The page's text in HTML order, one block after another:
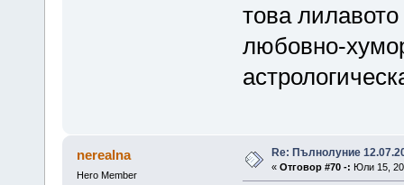
това
любовно-
nerealna
Hero Member
Re: Пълнолуние
« Отговор #70 -: Юли 15,